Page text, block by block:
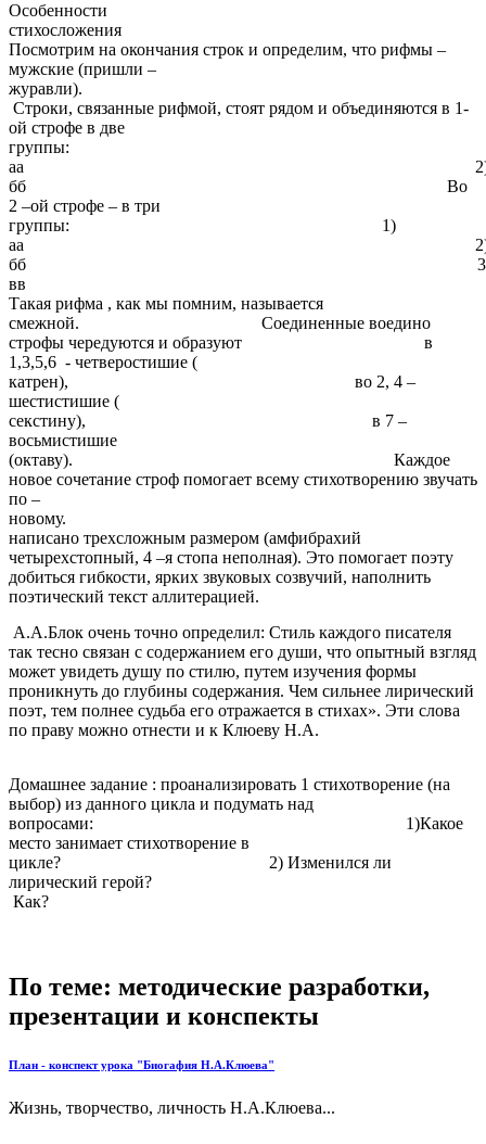
Особенности
стихосложения
Посмотрим на окончания строк и определим, что рифмы –
мужские (пришли –
Строки, связанные рифмой, стоят рядом и объединяются в 1-
ой строфе в две
группы:
аа
бб Во
2 –ой строфе – в три
группы: 1)
аа
бб
вв
Такая рифма , как мы помним, называется
смежной. Соединенные воедино
строфы чередуются и образуют в
1,3,5,6 - четверостишие (
катрен), во 2, 4 –
шестистишие (
секстину), в 7 –
восьмистишие
(октаву). Каждое
новое сочетание строф помогает всему стихотворению звучать
по –
новому.
написано трехсложным размером (амфибрахий
четырехстопный, 4 –я стопа неполная). Это помогает поэту
добиться гибкости, ярких звуковых созвучий, наполнить
поэтический текст аллитерацией.
А.А.Блок очень точно определил: Стиль каждого писателя
так тесно связан с содержанием его души, что опытный взгляд
может увидеть душу по стилю, путем изучения формы
проникнуть до глубины содержания. Чем сильнее лирический
поэт, тем полнее судьба его отражается в стихах». Эти слова
по праву можно отнести и к Клюеву Н.А.
Домашнее задание : проанализировать 1 стихотворение (на
выбор) из данного цикла и подумать над
вопросами: 1)Какое
место занимает стихотворение в
цикле? 2) Изменился ли
лирический герой?
По теме: методические разработки,
презентации и конспекты
План - конспект урока "Биогафия Н.А.Клюева"
Жизнь, творчество, личность Н.А.Клюева...